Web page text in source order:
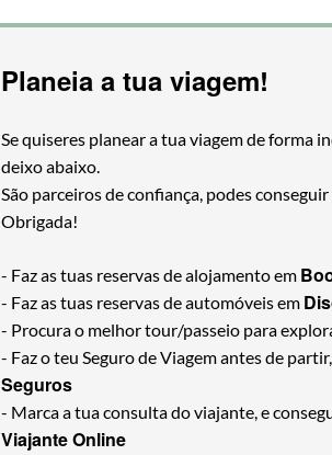
Planeia a tua viagem!
Se quiseres planear a tua viagem de forma
deixo abaixo.
São parceiros de confiança, podes
Obrigada!
- Faz as tuas reservas de alojamento em
- Faz as tuas reservas de automóveis em
- Procura o melhor tour/passeio para
- Faz o teu Seguro de Viagem antes de
Seguros
- Marca a tua consulta do viajante, e
Viajante Online